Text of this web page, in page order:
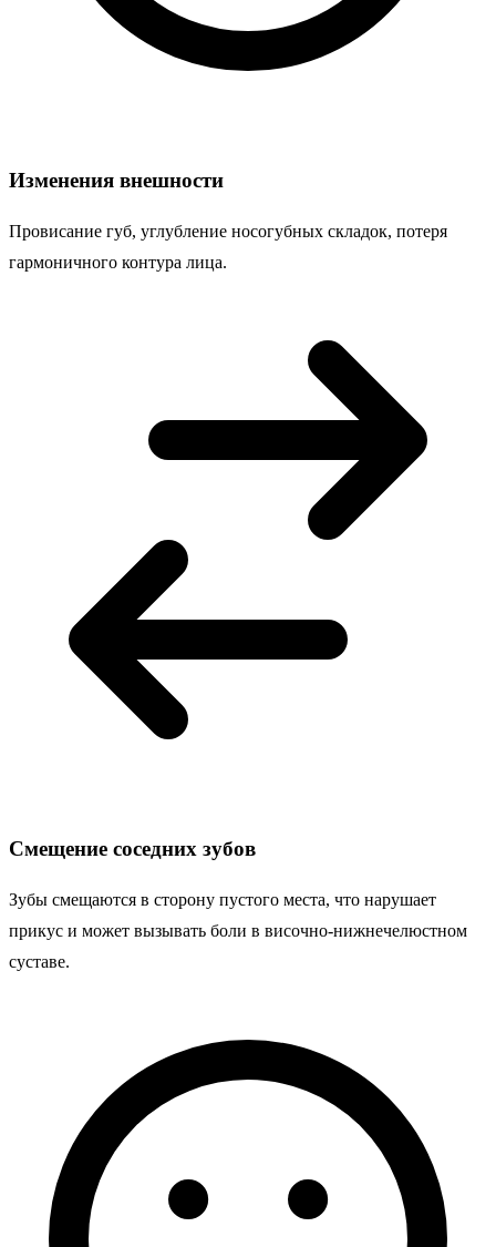
Изменения внешности
Провисание губ, углубление носогубных складок, потеря
гармоничного контура лица.
Смещение соседних зубов
Зубы смещаются в сторону пустого места, что нарушает
прикус и может вызывать боли в височно-нижнечелюстном
суставе.